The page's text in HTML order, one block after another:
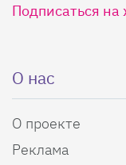
Подписаться на
О нас
О проекте
Реклама